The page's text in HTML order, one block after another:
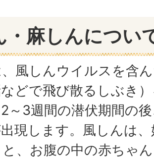
・麻しんについ
風しんウイルスを含
どで飛び散るしぶき
～3週間の潜伏期間の
現します。風しんは
、お腹の中の赤ちゃ